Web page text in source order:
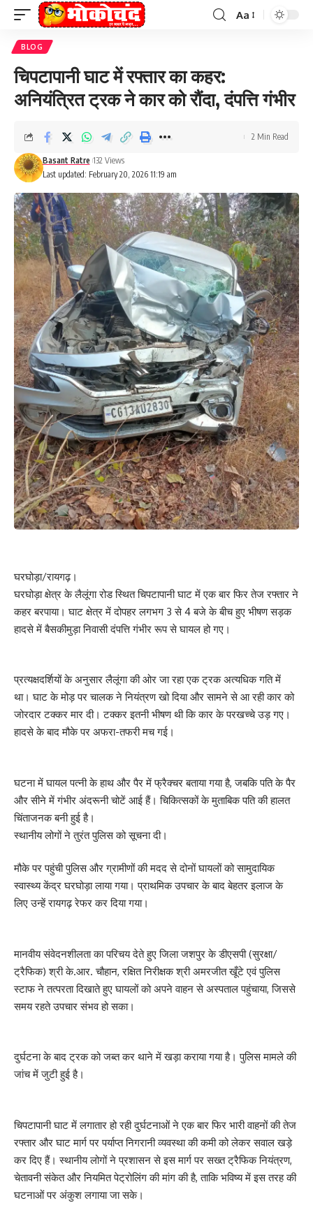
Font
Aa
BLOG
चिपटापानी घाट में रफ्तार का कहर:
अनियंत्रित ट्रक ने कार को रौंदा, दंपत्ति गंभीर
Last updated: February 20, 2026 11:19 am
Basant Ratre 132 Views
2 Min Read
घरघोड़ा/रायगढ़।
घरघोड़ा क्षेत्र के लैलूंगा रोड स्थित चिपटापानी घाट में एक बार फिर तेज रफ्तार ने
कहर बरपाया। घाट क्षेत्र में दोपहर लगभग 3 से 4 बजे के बीच हुए भीषण सड़क
हादसे में बैसकीमुड़ा निवासी दंपत्ति गंभीर रूप से घायल हो गए।
प्रत्यक्षदर्शियों के अनुसार लैलूंगा की ओर जा रहा एक ट्रक अत्यधिक गति में
था। घाट के मोड़ पर चालक ने नियंत्रण खो दिया और सामने से आ रही कार को
जोरदार टक्कर मार दी। टक्कर इतनी भीषण थी कि कार के परखच्चे उड़ गए।
हादसे के बाद मौके पर अफरा-तफरी मच गई।
घटना में घायल पत्नी के हाथ और पैर में फ्रैक्चर बताया गया है, जबकि पति के पैर
और सीने में गंभीर अंदरूनी चोटें आई हैं। चिकित्सकों के मुताबिक पति की हालत
चिंताजनक बनी हुई है।
स्थानीय लोगों ने तुरंत पुलिस को सूचना दी।
मौके पर पहुंची पुलिस और ग्रामीणों की मदद से दोनों घायलों को सामुदायिक
स्वास्थ्य केंद्र घरघोड़ा लाया गया। प्राथमिक उपचार के बाद बेहतर इलाज के
लिए उन्हें रायगढ़ रेफर कर दिया गया।
मानवीय संवेदनशीलता का परिचय देते हुए जिला जशपुर के डीएसपी (सुरक्षा/
ट्रैफिक) श्री के.आर. चौहान, रक्षित निरीक्षक श्री अमरजीत खूँटे एवं पुलिस
स्टाफ ने तत्परता दिखाते हुए घायलों को अपने वाहन से अस्पताल पहुंचाया, जिससे
समय रहते उपचार संभव हो सका।
दुर्घटना के बाद ट्रक को जब्त कर थाने में खड़ा कराया गया है। पुलिस मामले की
जांच में जुटी हुई है।
चिपटापानी घाट में लगातार हो रही दुर्घटनाओं ने एक बार फिर भारी वाहनों की तेज
रफ्तार और घाट मार्ग पर पर्याप्त निगरानी व्यवस्था की कमी को लेकर सवाल खड़े
कर दिए हैं। स्थानीय लोगों ने प्रशासन से इस मार्ग पर सख्त ट्रैफिक नियंत्रण,
चेतावनी संकेत और नियमित पेट्रोलिंग की मांग की है, ताकि भविष्य में इस तरह की
घटनाओं पर अंकुश लगाया जा सके।